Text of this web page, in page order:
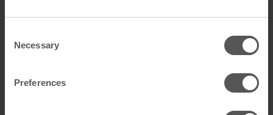
Selection
Necessary
Preferences
Technische Daten